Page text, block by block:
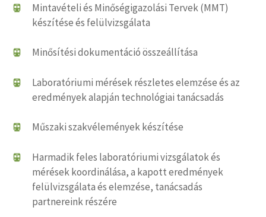
Mintavételi és Minőségigazolási Tervek (MMT)
készítése és felülvizsgálata
Minősítési dokumentáció összeállítása
Laboratóriumi mérések részletes elemzése és az
eredmények alapján technológiai tanácsadás
Műszaki szakvélemények készítése
Harmadik feles laboratóriumi vizsgálatok és
mérések koordinálása, a kapott eredmények
felülvizsgálata és elemzése, tanácsadás
partnereink részére